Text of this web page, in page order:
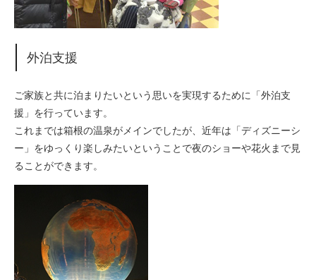
外泊支援
ご家族と共に泊まりたいという思いを実現するために「外泊支
援」を行っています。
これまでは箱根の温泉がメインでしたが、近年は「ディズニーシ
ー」をゆっくり楽しみたいということで夜のショーや花火まで見
ることができます。